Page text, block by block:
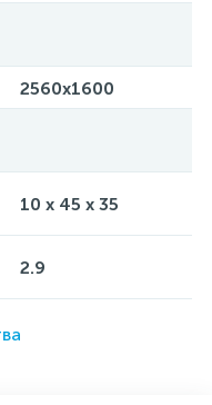
2560x1600
10 x 45 x 35
2.9